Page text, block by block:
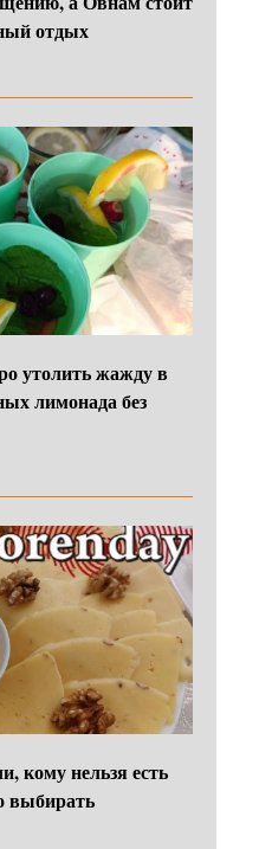
отдых
утолить жажду в
лимонада без
кому нельзя есть
выбирать